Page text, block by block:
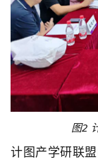
图2
计图产学研联